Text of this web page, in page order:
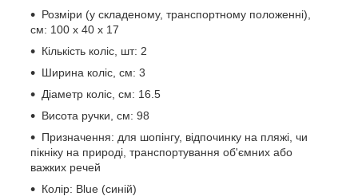
Розміри (у складеному, транспортному положенні),
см: 100 х 40 х 17
Кількість коліс, шт: 2
Ширина коліс, см: 3
Діаметр коліс, см: 16.5
Висота ручки, см: 98
Призначення: для шопінгу, відпочинку на пляжі, чи
пікніку на природі, транспортування об'ємних або
важких речей
Колір: Blue (синій)